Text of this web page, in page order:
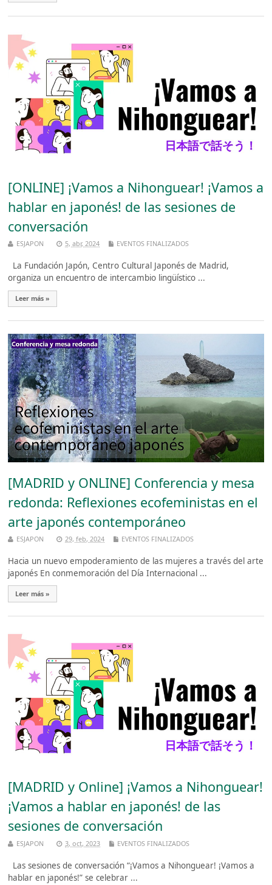
[ONLINE] ¡Vamos a Nihonguear! ¡Vamos a
hablar en japonés! de las sesiones de
conversación
ESJAPON 5, abr, 2024 EVENTOS FINALIZADOS
La Fundación Japón, Centro Cultural Japonés de Madrid,
organiza un encuentro de intercambio lingüístico ...
Leer más »
[MADRID y ONLINE] Conferencia y mesa
redonda: Reflexiones ecofeministas en el
arte japonés contemporáneo
ESJAPON 29, feb, 2024 EVENTOS FINALIZADOS
Hacia un nuevo empoderamiento de las mujeres a través del arte
japonés En conmemoración del Día Internacional ...
Leer más »
[MADRID y Online] ¡Vamos a Nihonguear!
¡Vamos a hablar en japonés! de las
sesiones de conversación
ESJAPON 3, oct, 2023 EVENTOS FINALIZADOS
Las sesiones de conversación “¡Vamos a Nihonguear! ¡Vamos a
hablar en japonés!” se celebrar ...